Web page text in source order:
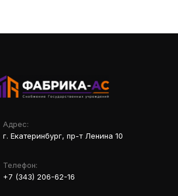
Адрес:
г. Екатеринбург, пр-т Ленина 10
Телефон:
+7 (343) 206-62-16